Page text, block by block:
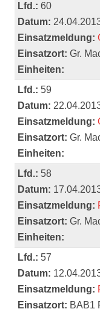
Lfd.: 60
Datum:
Einsatzmeldung:
Einsatzort: Gr.
Einheiten:
Lfd.: 59
Datum:
Einsatzmeldung:
Einsatzort: Gr.
Einheiten:
Lfd.: 58
Datum:
Einsatzmeldung:
Einsatzort: Gr.
Einheiten:
Lfd.: 57
Datum:
Einsatzmeldung:
Einsatzort: BAB1